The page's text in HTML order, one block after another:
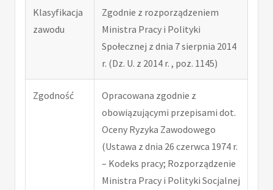
Klasyfikacja
zawodu
Zgodnie z rozporządzeniem
Ministra Pracy i Polityki
Społecznej z dnia 7 sierpnia 2014
r. (Dz. U. z 2014 r. , poz. 1145)
Zgodność
Opracowana zgodnie z
obowiązującymi przepisami dot.
Oceny Ryzyka Zawodowego
(Ustawa z dnia 26 czerwca 1974 r.
– Kodeks pracy; Rozporządzenie
Ministra Pracy i Polityki Socjalnej